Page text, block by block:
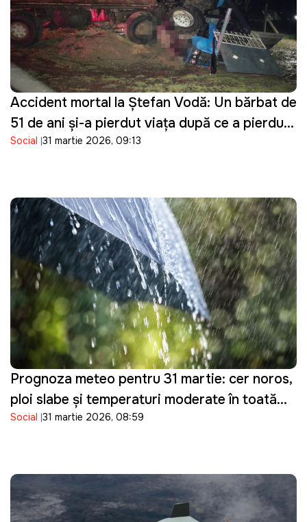
Accident mortal la Ștefan Vodă: Un bărbat de
51 de ani și-a pierdut viața după ce a pierdut
controlul asupra tractorului pe care îl
Social 31 martie 2026, 09:13
Prognoza meteo pentru 31 martie: cer noros,
ploi slabe și temperaturi moderate în toată
țara
Social 31 martie 2026, 08:59